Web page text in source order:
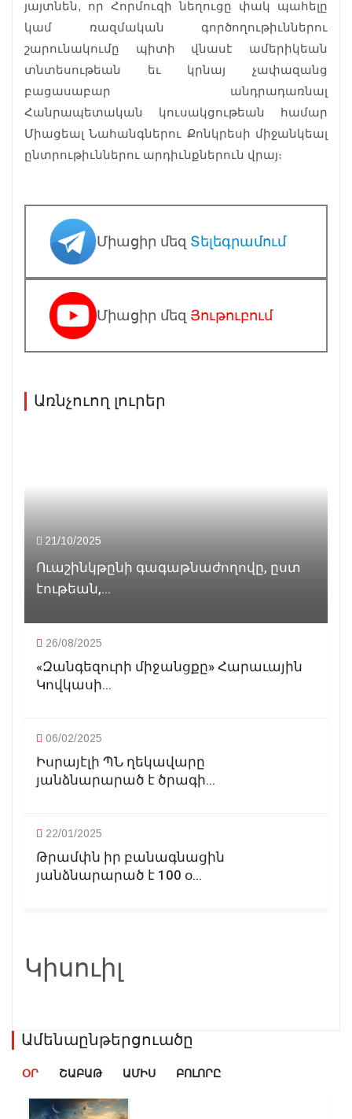
յայտնեն, որ Հորմուզի նեղուցը փակ պահելը
կամ ռազմական գործողութիւններու
շարունակումը պիտի վնասէ ամերիկեան
տնտեսութեան եւ կրնայ չափազանց
բացասաբար անդրադառնալ
Հանրապետական կուսակցութեան համար
Միացեալ Նահանգներու Քոնկրեսի միջանկեալ
ընտրութիւններու արդիւնքներուն վրայ։
Միացիր մեզ Տելեգրամում
Միացիր մեզ Յութուբում
Առնչուող լուրեր
21/10/2025
Ուաշինկթընի գագաթնաժողովը, ըստ
էութեան,...
26/08/2025
«Զանգեզուրի միջանցքը» Հարաւային
Կովկասի...
06/02/2025
Իսրայէլի ՊՆ ղեկավարը
յանձնարարած է ծրագի...
22/01/2025
Թրամփն իր բանագնացին
յանձնարարած է 100 օ...
Կիսուիլ
Ամենաընթերցուածը
ՕՐ ՇԱԲԱԹ ԱՄԻՍ ԲՈԼՈՐԸ